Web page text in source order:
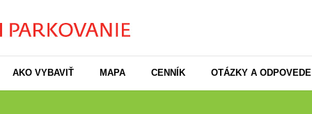
AKO VYBAVIŤ MAPA CENNÍK OTÁZKY A ODPOVEDE